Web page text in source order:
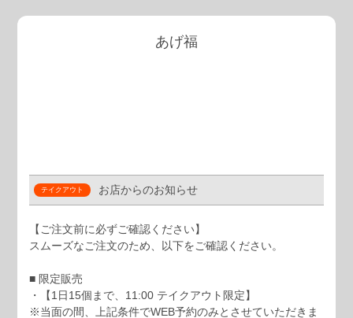
あげ福
お店からのお知らせ
【ご注文前に必ずご確認ください】
スムーズなご注文のため、以下をご確認ください。
■ 限定販売
・【1日15個まで、11:00 テイクアウト限定】
※当面の間、上記条件でWEB予約のみとさせていただきま